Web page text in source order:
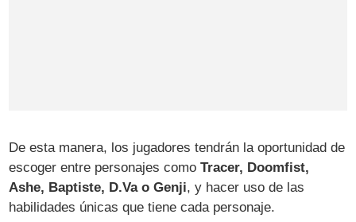
De esta manera, los jugadores tendrán la oportunidad de
escoger entre personajes comoTracer, Doomfist,
Ashe, Baptiste, D.Va o Genji, y hacer uso de las
habilidades únicas que tiene cada personaje.